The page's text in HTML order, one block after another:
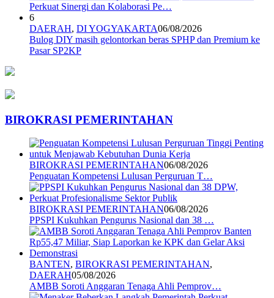
Perkuat Sinergi dan Kolaborasi Pe…
6
DAERAH, DI YOGYAKARTA06/08/2026
Bulog DIY masih gelontorkan beras SPHP dan Premium ke
Pasar SP2KP
BIROKRASI PEMERINTAHAN
BIROKRASI PEMERINTAHAN06/08/2026
Penguatan Kompetensi Lulusan Perguruan T…
BIROKRASI PEMERINTAHAN06/08/2026
PPSPI Kukuhkan Pengurus Nasional dan 38 …
BANTEN, BIROKRASI PEMERINTAHAN,
DAERAH05/08/2026
AMBB Soroti Anggaran Tenaga Ahli Pemprov…